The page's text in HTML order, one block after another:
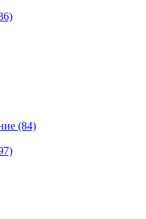
(84)